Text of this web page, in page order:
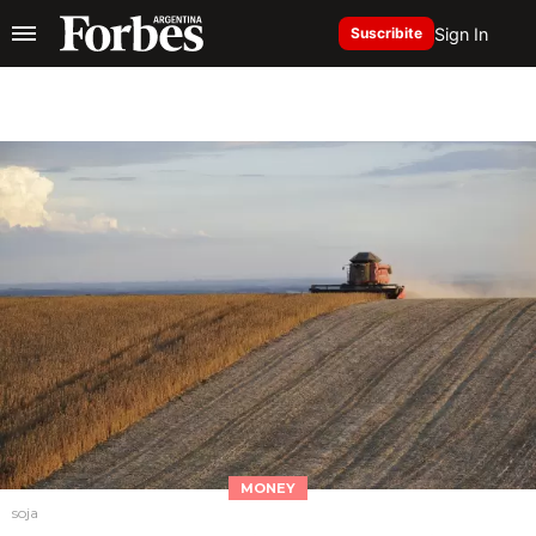
Suscribite Sign In
MONEY
soja